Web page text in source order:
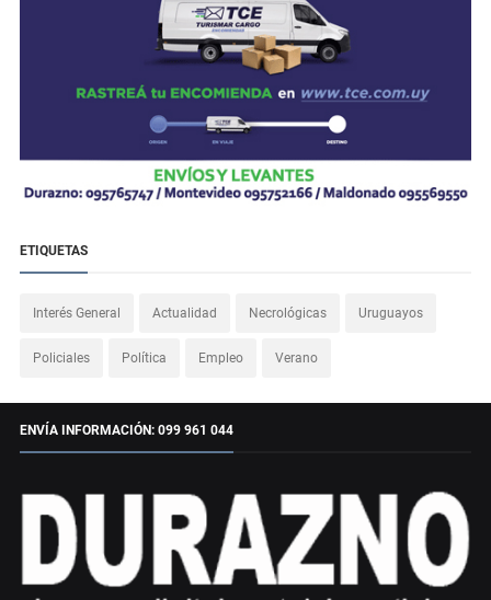
ETIQUETAS
Interés General Actualidad Necrológicas Uruguayos
Policiales Política Empleo Verano
ENVÍA INFORMACIÓN: 099 961 044